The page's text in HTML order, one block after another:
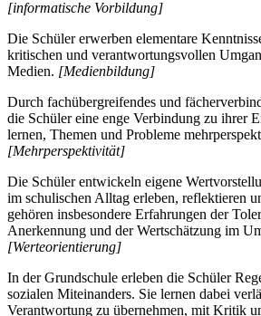
[informatische Vorbildung]
Die Schüler erwerben elementare
kritischen und verantwortungsvollen
Medien. [Medienbildung]
Durch fachübergreifendes und
die Schüler eine enge Verbindung zu ihrer
lernen, Themen und Probleme
[Mehrperspektivität]
Die Schüler entwickeln eigene
im schulischen Alltag erleben, reflektieren
gehören insbesondere Erfahrungen der
Anerkennung und der Wertschätzung im
[Werteorientierung]
In der Grundschule erleben die Schüler
sozialen Miteinanders. Sie lernen dabei
Verantwortung zu übernehmen, mit Kritik